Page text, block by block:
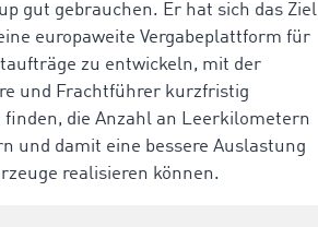
gut gebrauchen. Er hat sich das Ziel
europaweite Vergabeplattform für
zu entwickeln, mit der
und Frachtführer kurzfristig
finden, die Anzahl an Leerkilometern
und damit eine bessere Auslastung
realisieren können.